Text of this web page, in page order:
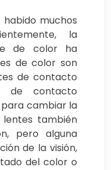
muchos
la
de color ha
de color son
de contacto
de contacto
cambiar la
lentes también
pero alguna
de la visión,
del color o